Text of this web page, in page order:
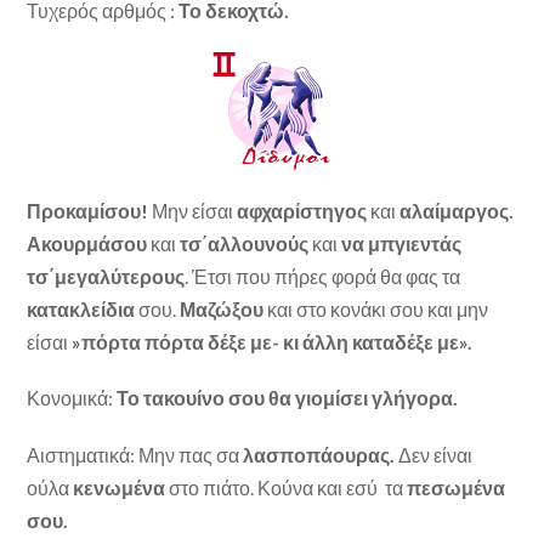
Τυχερός αρθμός :Το δεκοχτώ.
Προκαμίσου! Μην είσαιαφχαρίστηγος καιαλαίμαργος.
Ακουρμάσου καιτσ΄αλλουνούς καινα μπγιεντάς
τσ΄μεγαλύτερους. Έτσι που πήρες φορά θα φας τα
κατακλείδιασου. Μαζώξου και στο κονάκι σου και μην
είσαι »πόρτα πόρτα δέξε με- κι άλλη καταδέξε με».
Κονομικά:Το τακουίνο σου θαγιομίσει γλήγορα.
Αιστηματικά: Μην πας σα λασποπάουρας. Δεν είναι
ούλα κενωμέναστο πιάτο. Κούνα και εσύ ταπεσωμένα
σου.